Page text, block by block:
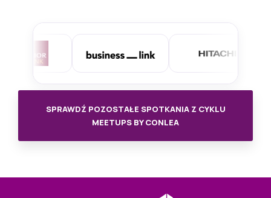
SPRAWDŹ POZOSTAŁE SPOTKANIA Z CYKLU
MEETUPS BY CONLEA